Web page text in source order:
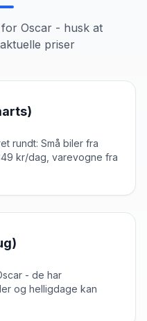
for Oscar- husk at
priser
rundt: Små biler fra
kr/dag, varevogne fra
- de har
og helligdage kan